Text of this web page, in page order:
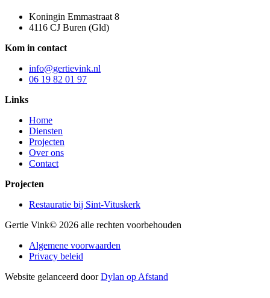
Koningin Emmastraat 8
4116 CJ Buren (Gld)
Kom in contact
info@gertievink.nl
06 19 82 01 97
Links
Home
Diensten
Projecten
Over ons
Contact
Projecten
Restauratie bij Sint-Vituskerk
Gertie Vink© 2026 alle rechten voorbehouden
Algemene voorwaarden
Privacy beleid
Website gelanceerd doorDylan op Afstand